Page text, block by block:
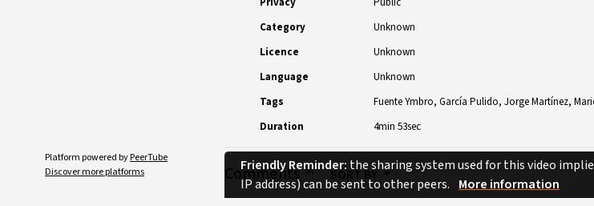
Platform powered byPeerTube
Discover more platforms
Category
Unknown
Licence
Unknown
Language
Unknown
Tags
Fuente Ymbro García Pulido Jorge Martínez
Duration
4min 53sec
Comments SORT BY
Friendly Reminder: the sharing system used for this video
IP address) can be sent to other peers. More information